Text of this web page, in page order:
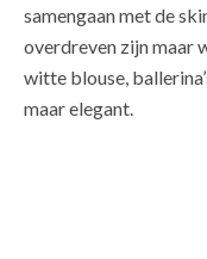
samengaan met de
overdreven zijn maar
witte blouse,
maar elegant.